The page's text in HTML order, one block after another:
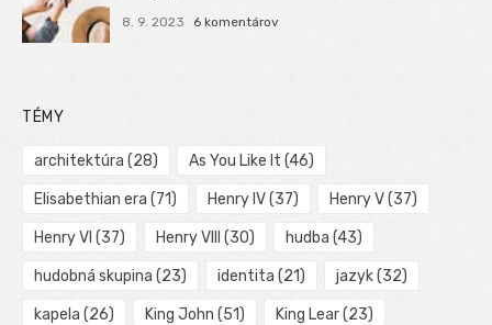
8. 9. 2023 6 komentárov
TÉMY
architektúra (28) As You Like It (46)
Elisabethian era (71) Henry IV(37) Henry V(37)
Henry VI (37) Henry VIII (30) hudba (43)
hudobná skupina (23) identita (21) jazyk(32)
kapela (26) King John (51) King Lear(23)